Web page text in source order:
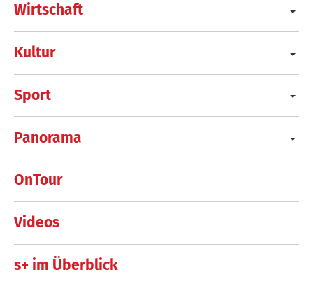
Wirtschaft
Kultur
Sport
Panorama
OnTour
Videos
s+ im Überblick